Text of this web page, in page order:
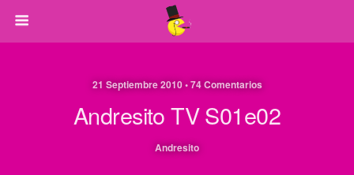
21 Septiembre 2010 • 74 Comentarios
Andresito TV S01e02
Andresito